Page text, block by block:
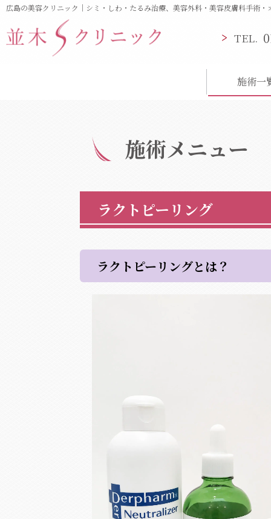
広島の美容クリニック｜シミ・しわ・たるみ治療、美容外科・美容皮膚科手術
TEL.
施術一
施術メニュー
ラクトピーリング
ラクトピーリングとは？